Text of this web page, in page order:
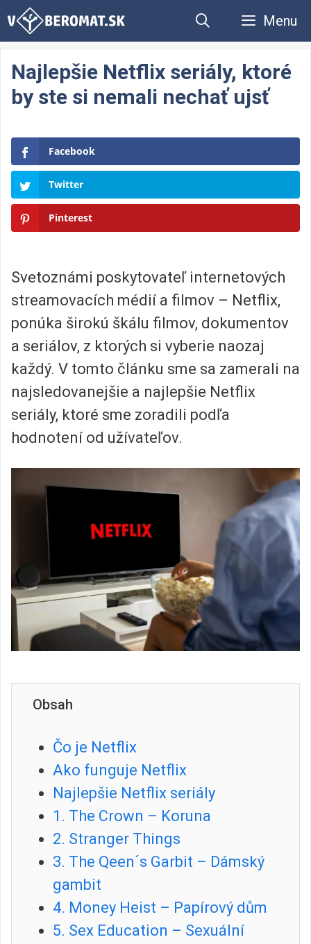
Preskočiť
Menu
Najlepšie Netflix seriály, ktoré
by ste si nemali nechať ujsť
Facebook
Twitter
Pinterest
Svetoznámi poskytovateľ internetových
streamovacích médií a filmov – Netflix,
ponúka širokú škálu filmov, dokumentov
a seriálov, z ktorých si vyberie naozaj
každý. V tomto článku sme sa zamerali na
najsledovanejšie a najlepšie Netflix
seriály, ktoré sme zoradili podľa
hodnotení od užívateľov.
Obsah
Čo je Netflix
Ako funguje Netflix
Najlepšie Netflix seriály
1. The Crown – Koruna
2. Stranger Things
3. The Qeen´s Garbit – Dámský
gambit
4. Money Heist – Papírový dům
5. Sex Education – Sexuální